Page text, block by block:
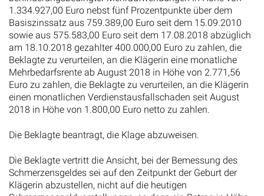
1.334.927,00 Euro nebst fünf Prozentpunkte über dem
Basiszinssatz aus 759.389,00 Euro seit dem 15.09.2010
sowie aus 575.583,00 Euro seit dem 17.08.2018 abzüglich
am 18.10.2018 gezahlter 400.000,00 Euro zu zahlen, die
Beklagte zu verurteilen, an die Klägerin eine monatliche
Mehrbedarfsrente ab August 2018 in Höhe von 2.771,56
Euro zu zahlen, die Beklagte zu verurteilen, an die Klägerin
einen monatlichen Verdienstausfallschaden seit August
2018 in Höhe von 1.800,00 Euro netto zu zahlen.
Die Beklagte beantragt, die Klage abzuweisen.
Die Beklagte vertritt die Ansicht, bei der Bemessung des
Schmerzensgeldes sei auf den Zeitpunkt der Geburt der
Klägerin abzustellen, nicht auf die heutigen